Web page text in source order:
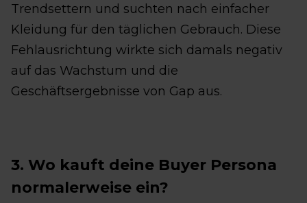
Trendsettern und suchten nach einfacher
Kleidung für den täglichen Gebrauch. Diese
Fehlausrichtung wirkte sich damals negativ
auf das Wachstum und die
Geschäftsergebnisse von Gap aus.
3. Wo kauft deine Buyer Persona
normalerweise ein?